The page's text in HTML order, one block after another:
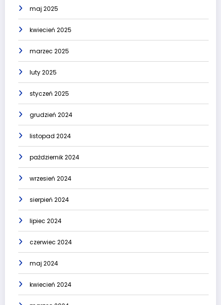
maj 2025
kwiecień 2025
marzec 2025
luty 2025
styczeń 2025
grudzień 2024
listopad 2024
październik 2024
wrzesień 2024
sierpień 2024
lipiec 2024
czerwiec 2024
maj 2024
kwiecień 2024